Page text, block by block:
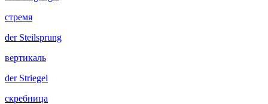
стремя
derSteilsprung
вертикаль
derStriegel
скребница